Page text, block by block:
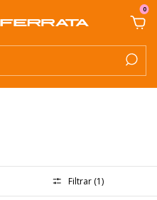
0
Filtrar (1)